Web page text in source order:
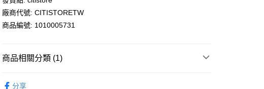
WeChat Pay
每筆HK$100.00，滿HK$500.00或以上免運費
廠商代號: CITISTORETW
商品編號: 1010005731
商品相關分類 (1)
分享